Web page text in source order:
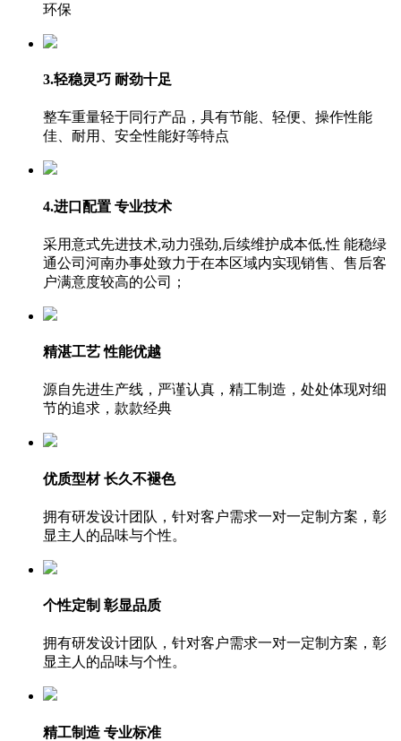
环保
3.轻稳灵巧 耐劲十足
整车重量轻于同行产品，具有节能、轻便、操作性能
佳、耐用、安全性能好等特点
4.进口配置 专业技术
采用意式先进技术,动力强劲,后续维护成本低,性 能稳绿
通公司河南办事处致力于在本区域内实现销售、售后客
户满意度较高的公司；
精湛工艺 性能优越
源自先进生产线，严谨认真，精工制造，处处体现对细
节的追求，款款经典
优质型材 长久不褪色
拥有研发设计团队，针对客户需求一对一定制方案，彰
显主人的品味与个性。
个性定制 彰显品质
拥有研发设计团队，针对客户需求一对一定制方案，彰
显主人的品味与个性。
精工制造 专业标准